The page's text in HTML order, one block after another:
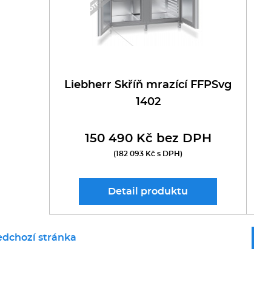
výdej a regen.
Liebherr Skříň mrazící FFPSvg
1402
150 490 Kč bez DPH
(182 093 Kč s DPH)
Detail produktu
stránka